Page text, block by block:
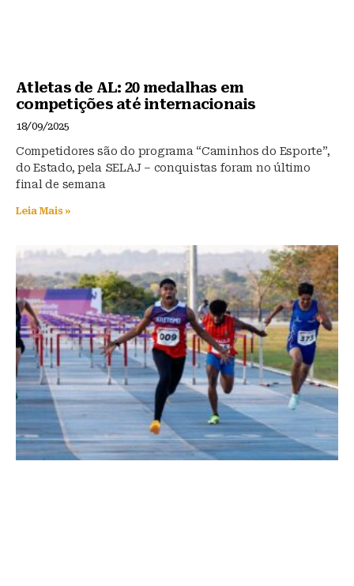
Atletas de AL: 20 medalhas em
competições até internacionais
18/09/2025
Competidores são do programa “Caminhos do Esporte”,
do Estado, pela SELAJ – conquistas foram no último
final de semana
Leia Mais »